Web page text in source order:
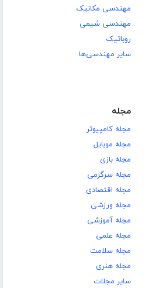
مهندسی مکانیک
مهندسی شیمی
روباتیک
سایر مهندسی‌ها
مجله
مجله کامپیوتر
مجله موبایل
مجله بازی
مجله سرگرمی
مجله اقتصادی
مجله ورزشی
مجله آموزشی
مجله علمی
مجله سلامت
مجله هنری
سایر مجلات